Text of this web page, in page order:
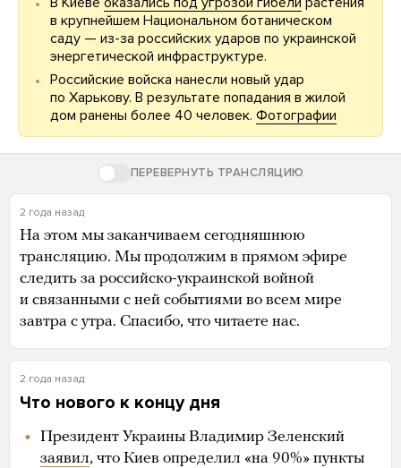
в крупнейшем Национальном ботаническом
саду — из-за российских ударов по украинской
энергетической инфраструктуре.
Российские войска нанесли новый удар
по Харькову. В результате попадания в жилой
дом ранены более 40 человек. Фотографии
ПЕРЕВЕРНУТЬ ТРАНСЛЯЦИЮ
2 года назад
На этом мы заканчиваем сегодняшнюю
трансляцию. Мы продолжим в прямом эфире
следить за российско-украинской войной
и связанными с ней событиями во всем мире
завтра с утра. Спасибо, что читаете нас.
2 года назад
Что нового к концу дня
Президент Украины Владимир Зеленский
заявил, что Киев определил «на 90%» пункты